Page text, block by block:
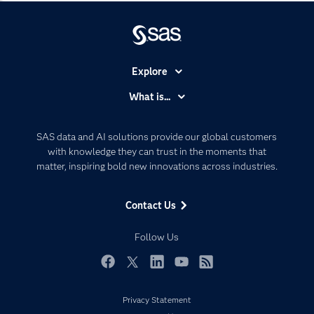
SAS data and AI solutions provide our global customers
with knowledge they can trust in the moments that
matter, inspiring bold new innovations across industries.
Contact Us
Follow Us
Explore
Communities
Company
Developers
Documentation
Events
What is...
Artificial Intelligence
Data Management
Privacy Statement